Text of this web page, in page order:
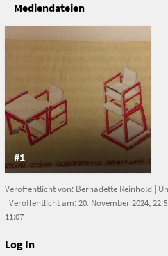
Vienna
Austria
Mediendateien
#1
Veröffentlicht von: Bernadette Reinhold |
| Veröffentlicht am: 20. November 2024,
11:07
Log In